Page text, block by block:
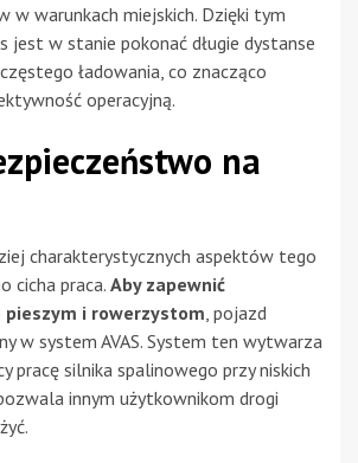
w warunkach miejskich. Dzięki tym
jest w stanie pokonać długie dystanse
ładowania, co znacząco
operacyjną.
na
charakterystycznych aspektów tego
cicha praca. Aby zapewnić
pieszym i rowerzystom, pojazd
w system AVAS. System ten wytwarza
pracę silnika spalinowego przy niskich
innym użytkownikom drogi